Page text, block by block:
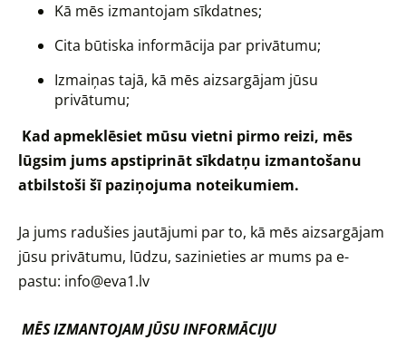
Kā mēs izmantojam sīkdatnes;
Cita būtiska informācija par privātumu;
Izmaiņas tajā, kā mēs aizsargājam jūsu
privātumu;
Kad apmeklēsiet mūsu vietni pirmo reizi, mēs
lūgsim jums apstiprināt sīkdatņu izmantošanu
atbilstoši šī paziņojuma noteikumiem.
Ja jums radušies jautājumi par to, kā mēs aizsargājam
jūsu privātumu, lūdzu, sazinieties ar mums pa e-
pastu: info@eva1.lv
MĒS IZMANTOJAM JŪSU INFORMĀCIJU